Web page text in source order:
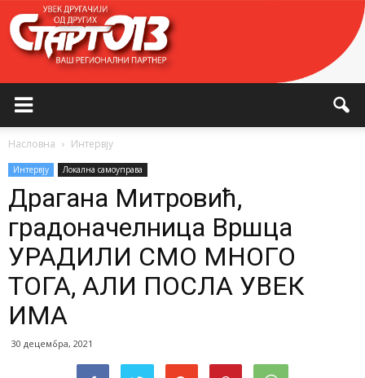
Насловна Интервју
Интервју Локална самоуправа
Драгана Митровић,
градоначелница Вршца
УРАДИЛИ СМО МНОГО
ТОГА, АЛИ ПОСЛА УВЕК
ИМА
30 децембра, 2021